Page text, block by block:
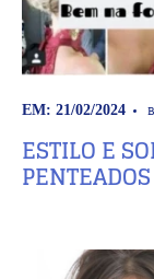
EM: 21/02/2024
ESTILO E